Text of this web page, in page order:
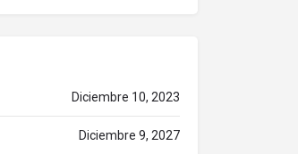
Diciembre 10, 2023
Diciembre 9, 2027